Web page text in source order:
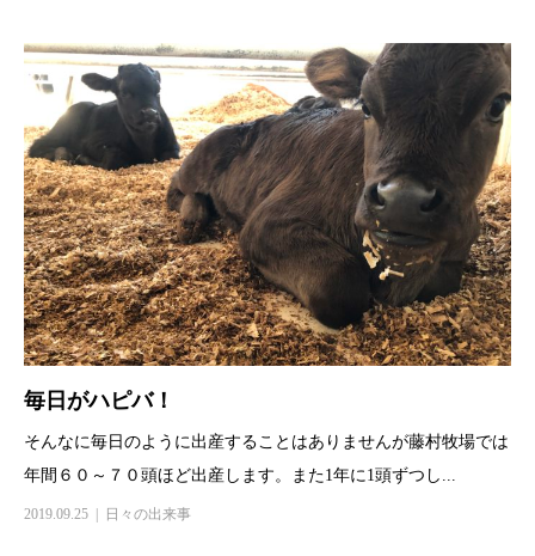
毎日がハピバ！
そんなに毎日のように出産することはありませんが藤村牧場では
年間６０～７０頭ほど出産します。また1年に1頭ずつし...
2019.09.25 日々の出来事